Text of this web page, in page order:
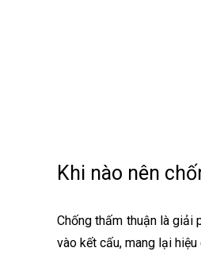
Khi nào nên
Chống thấm thuận là giải
vào kết cấu, mang lại